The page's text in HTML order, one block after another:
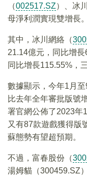
（002517.SZ）、冰
母淨利潤實現雙增長。
其中，冰川網絡（
21.14億元，同比增
同比增長115.55%，
數據顯示，今年1月
比去年全年審批版號
署官網公佈了2023年
又有87款遊戲獲得版
蘇態勢有望超預期。
不過，富春股份（
湯姆貓（300459.SZ